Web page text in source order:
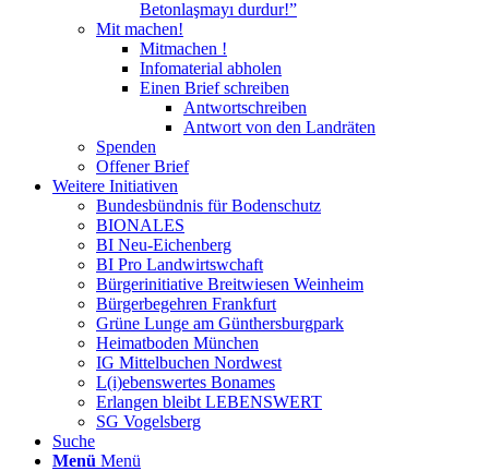
Betonlaşmayı durdur!”
Mit machen!
Mitmachen !
Infomaterial abholen
Einen Brief schreiben
Antwortschreiben
Antwort von den Landräten
Spenden
Offener Brief
Weitere Initiativen
Bundesbündnis für Bodenschutz
BIONALES
BI Neu-Eichenberg
BI Pro Landwirtswchaft
Bürgerinitiative Breitwiesen Weinheim
Bürgerbegehren Frankfurt
Grüne Lunge am Günthersburgpark
Heimatboden München
IG Mittelbuchen Nordwest
L(i)ebenswertes Bonames
Erlangen bleibt LEBENSWERT
SG Vogelsberg
Suche
Menü Menü